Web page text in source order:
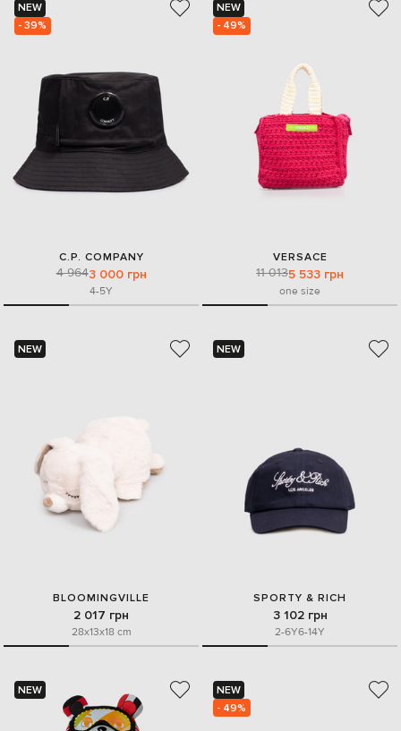
NEW
- 39%
C.P. COMPANY
4 9643 000 грн
4-5Y
NEW
- 49%
VERSACE
11 0135 533 грн
one size
NEW
BLOOMINGVILLE
2 017 грн
28x13x18 cm
NEW
SPORTY & RICH
3 102 грн
2-6Y6-14Y
NEW
NEW
- 49%